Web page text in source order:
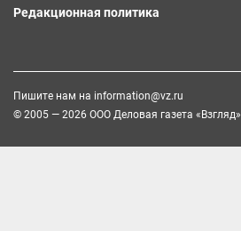
Редакционная политика
Пишите нам на information@vz.ru
© 2005 — 2026 ООО Деловая газета «Взгляд»